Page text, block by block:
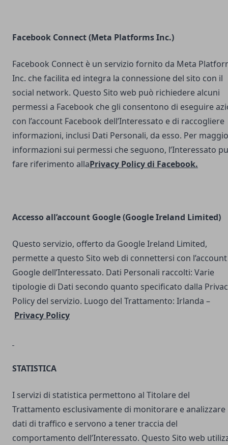
Facebook Connect (Meta Platforms Inc.)
Facebook Connect è un servizio fornito da Meta
Inc. che facilita ed integra la connessione del sito con il
social network. Questo Sito web può richiedere alcuni
permessi a Facebook che gli consentono di eseguire
con l’account Facebook dell’Interessato e di raccogliere
informazioni, inclusi Dati Personali, da esso. Per
informazioni sui permessi che seguono, l’Interessato
fare riferimento allaPrivacy Policy di Facebook.
Accesso all’account Google (Google Ireland Limited)
Questo servizio, offerto da Google Ireland Limited,
permette a questo Sito web di connettersi con l’account
Google dell’Interessato. Dati Personali raccolti: Varie
tipologie di Dati secondo quanto specificato dalla
Policy del servizio. Luogo del Trattamento: Irlanda –
Privacy Policy
STATISTICA
I servizi di statistica permettono al Titolare del
Trattamento esclusivamente di monitorare e analizzare
dati di traffico e servono a tener traccia del
comportamento dell’Interessato. Questo Sito web